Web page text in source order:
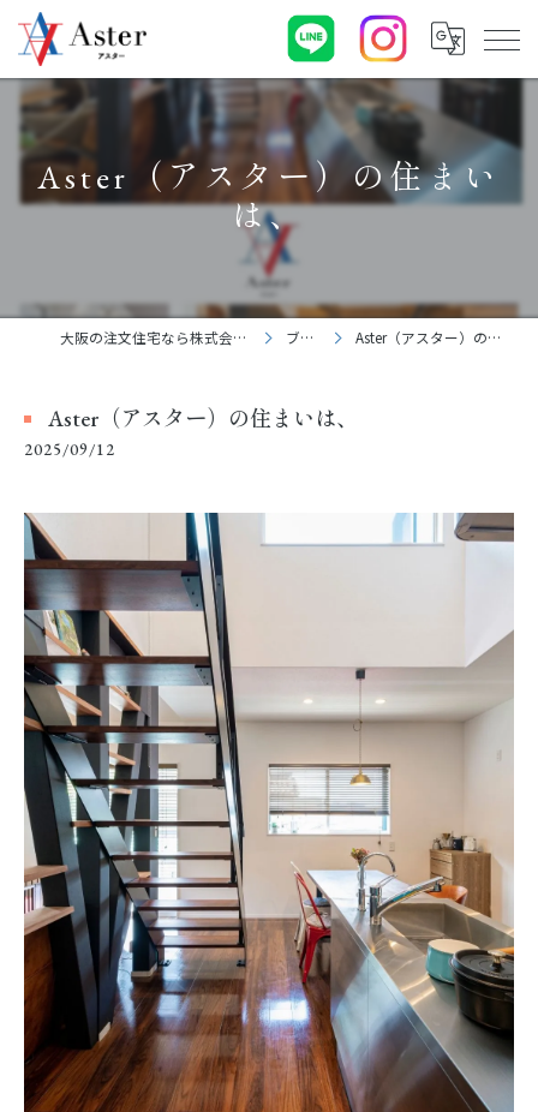
Aster（アスター）の住まい
は、
大阪の注文住宅なら株式会社アスター ブログ Aster（アスター）の住まいは、
Aster（アスター）の住まいは、
2025/09/12